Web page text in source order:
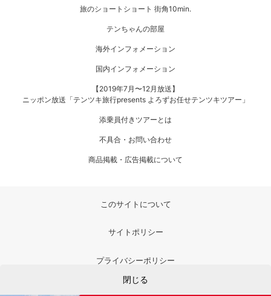
閉じる
旅のショートショート 街角10min.
テンちゃんの部屋
海外インフォメーション
国内インフォメーション
【2019年7月〜12月放送】
ニッポン放送「テンツキ旅行presents よろずお任せテンツキツアー」
添乗員付きツアーとは
不具合・お問い合わせ
商品掲載・広告掲載について
このサイトについて
サイトポリシー
プライバシーポリシー